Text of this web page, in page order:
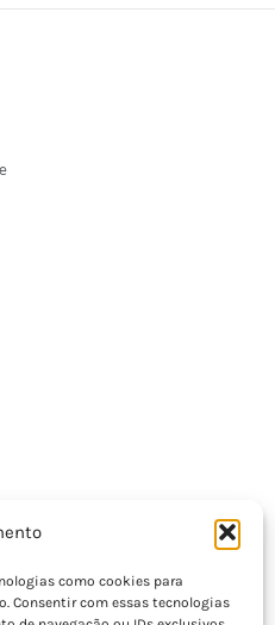
como cookies para
Consentir com essas tecnologias